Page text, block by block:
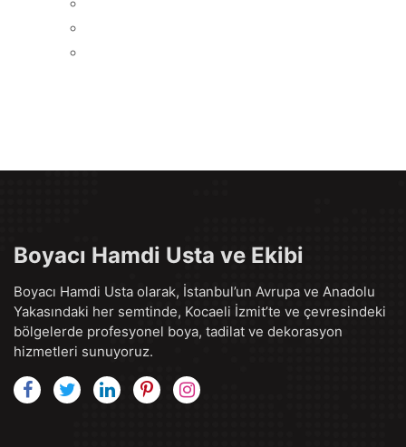
Boyacı Hamdi Usta ve Ekibi
Boyacı Hamdi Usta olarak, İstanbul’un Avrupa ve Anadolu
Yakasındaki her semtinde, Kocaeli İzmit’te ve çevresindeki
bölgelerde profesyonel boya, tadilat ve dekorasyon
hizmetleri sunuyoruz.